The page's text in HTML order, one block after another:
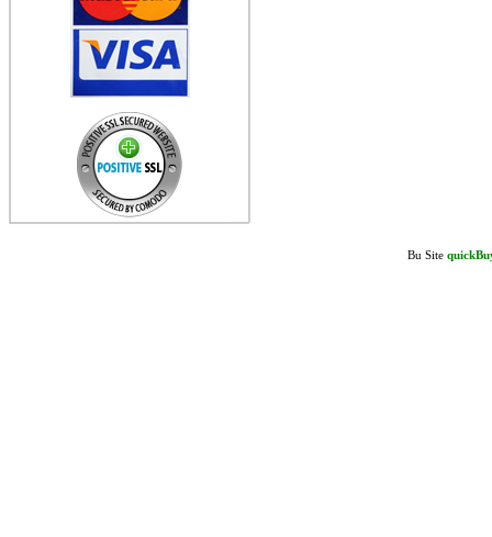
Bu Site